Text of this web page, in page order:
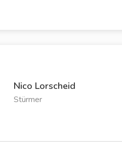
Nico Lorscheid
Stürmer